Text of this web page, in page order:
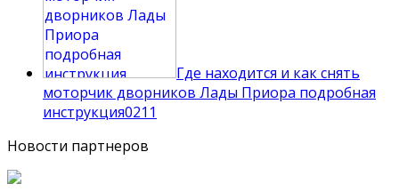
Где находится и как снять
моторчик дворников Лады Приора подробная
инструкция0211
Новости партнеров